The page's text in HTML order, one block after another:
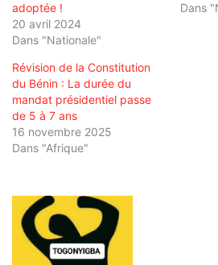
adoptée !
20 avril 2024
Dans "Nationale"
Dans
Révision de la Constitution
du Bénin : La durée du
mandat présidentiel passe
de 5 à 7 ans
16 novembre 2025
Dans "Afrique"